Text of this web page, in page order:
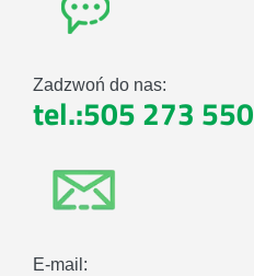
Zadzwoń do nas:
tel.:505 273 550
E-mail: